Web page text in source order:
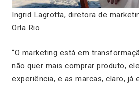
Ingrid Lagrotta, diretora de
Orla Rio
“O marketing está em
não quer mais comprar produto,
experiência, e as marcas, claro, já